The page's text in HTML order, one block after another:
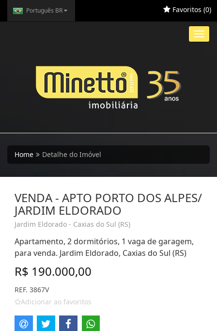
Português BR Favoritos (0)
Home Detalhe do Imóvel
VENDA - APTO PORTO DOS ALPES/
JARDIM ELDORADO
Jardim Eldorado - Caxias do Sul (RS)
Apartamento, 2 dormitórios, 1 vaga de garagem,
para venda. Jardim Eldorado, Caxias do Sul (RS)
R$ 190.000,00
REF. 3867V
Adicionar ao favoritos